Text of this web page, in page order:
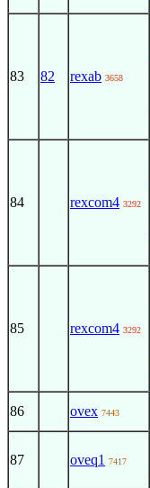
83 82 rexab 3658
84 rexcom4 3292
85 rexcom4 3292
86 ovex 7443
87 oveq1 7417